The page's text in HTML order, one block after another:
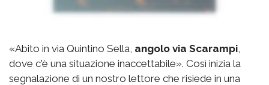
«Abito in via Quintino Sella, angolo via Scarampi
dove c'è una situazione inaccettabile». Così inizia la
segnalazione di un nostro lettore che risiede in una